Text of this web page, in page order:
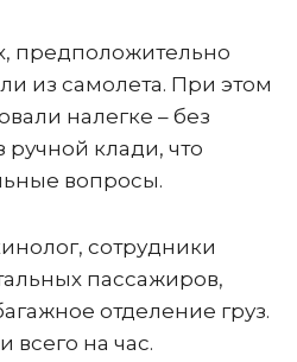
предположительно
из самолета. При этом
налегке – без
клади, что
вопросы.
сотрудники
пассажиров,
отделение груз.
всего на час.